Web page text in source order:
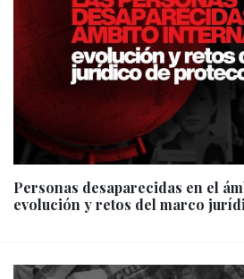
Personas desaparecidas en el
evolución y retos del marco